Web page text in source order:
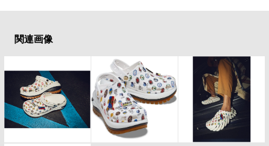
関連画像